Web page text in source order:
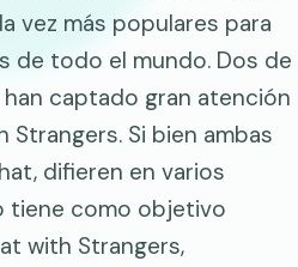
vez más populares para
de todo el mundo. Dos de
captado gran atención
Si bien ambas
difieren en varios
tiene como objetivo
with Strangers,